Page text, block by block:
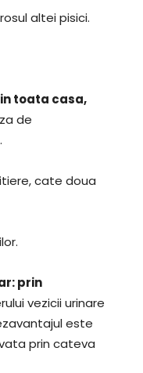
altei pisici.
toata casa,
de
cate doua
prin
vezicii urinare
este
prin cateva